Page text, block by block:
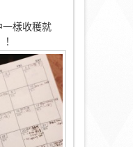
一樣收穫就